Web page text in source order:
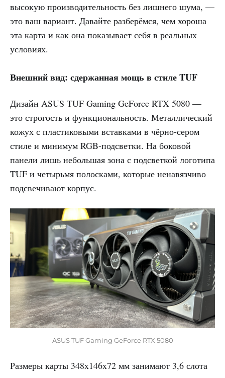
высокую производительность без лишнего шума, —
это ваш вариант. Давайте разберёмся, чем хороша
эта карта и как она показывает себя в реальных
условиях.
Внешний вид: сдержанная мощь в стиле TUF
Дизайн ASUS TUF Gaming GeForce RTX 5080 —
это строгость и функциональность. Металлический
кожух с пластиковыми вставками в чёрно-сером
стиле и минимум RGB-подсветки. На боковой
панели лишь небольшая зона с подсветкой логотипа
TUF и четырьмя полосками, которые ненавязчиво
подсвечивают корпус.
ASUS TUF Gaming GeForce RTX 5080
Размеры карты 348x146x72 мм занимают 3,6 слота